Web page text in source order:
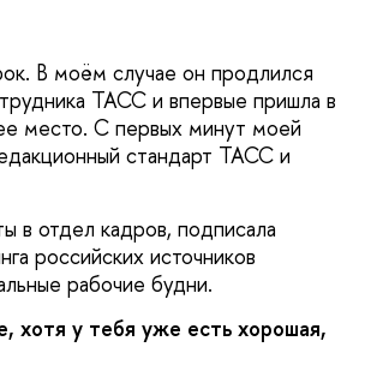
В моём случае он продлился
ТАСС и впервые пришла в
место. С первых минут моей
стандарт ТАСС и
в отдел кадров, подписала
российских источников
рабочие будни.
у тебя уже есть хорошая,